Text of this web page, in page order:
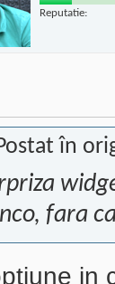
Reputatie:
în
fara
in